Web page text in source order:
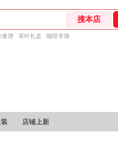
食谱 茶叶礼盒 咖啡专场
店铺上新